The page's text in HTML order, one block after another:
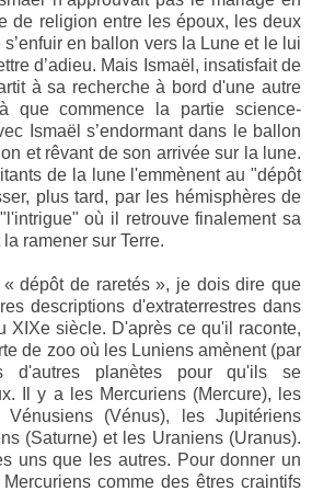
de religion entre les époux, les deux
en ballon vers la Lune et le lui
d’adieu. Mais Ismaël, insatisfait de
à sa recherche à bord d'une autre
que commence la partie science-
Ismaël s’endormant dans le ballon
et rêvant de son arrivée sur la lune.
de la lune l'emmènent au "dépôt
plus tard, par les hémisphères de
où il retrouve finalement sa
ramener sur Terre.
dépôt de raretés », je dois dire que
descriptions d'extraterrestres dans
XIXe siècle. D'après ce qu'il raconte,
de zoo où les Luniens amènent (par
d'autres planètes pour qu'ils se
Il y a les Mercuriens (Mercure), les
Vénusiens (Vénus), les Jupitériens
(Saturne) et les Uraniens (Uranus).
uns que les autres. Pour donner un
comme des êtres craintifs